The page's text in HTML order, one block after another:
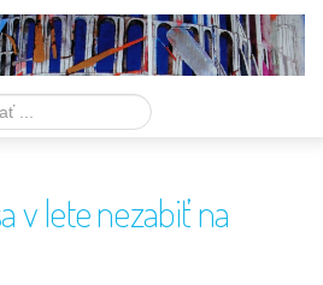
v lete nezabiť na